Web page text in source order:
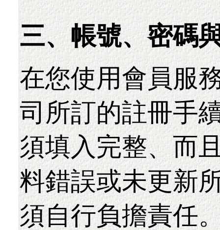
三、帳號、密碼
在您使用會員服
司所訂的註冊手
須填入完整、而
料錯誤或未更新
須自行負擔責任